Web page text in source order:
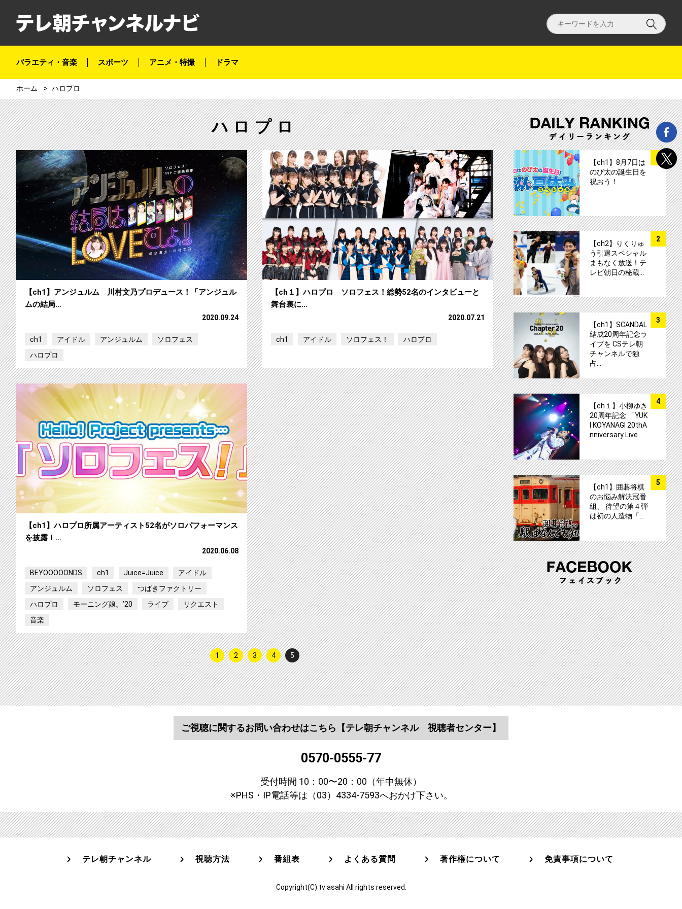
バラエティ・音楽 スポーツ アニメ・特撮 ドラマ
ホーム ハロプロ
ハロプロ
【ch1】アンジュルム 川村文乃プロデュース！「アンジュルムの結局はLOVEでしょ!!」いよいよ放送！サムネイル
【ch1】アンジュルム 川村文乃プロデュース！「アンジュル
ムの結局…
2020.09.24
ch1 アイドル アンジュルム
ソロフェス
ハロプロ
【ch１】ハロプロ ソロフェス！総勢52名
【ch１】ハロプロ ソロフェス！総勢52名のインタビューと
舞台裏に…
2020.07.21
ch1 アイドル ソロフェス！ ハロプロ
【ch1】ハロプロ所属アーティスト52名がソロパフォーマンスを披露！楽曲リクエスト募集！サムネイル
【ch1】ハロプロ所属アーティスト52名がソロパフォーマンス
を披露！…
2020.06.08
BEYOOOOONDS ch1 Juice=Juice
アイドル
アンジュルム
ソロフェス
つばきファクトリー
ハロプロ
モーニング娘。’20 ライブ
リクエスト
音楽
1 2 3 4 5
1
【ch1】8月7日は
のび太の誕生日を
祝おう！
2
【ch2】りくりゅ
う引退スペシャル
まもなく放送！テ
レビ朝日の秘蔵…
3
【ch1】SCANDAL
結成20周年記念ラ
イブを CSテレ朝
チャンネルで独
占…
4
【ch１】小柳ゆき
20周年記念 「YUK
I KOYANAGI 20thA
nniversary Live…
5
【ch1】囲碁将棋
のお悩み解決冠番
組、 待望の第４弾
は初の人造物「…
ご視聴に関するお問い合わせはこちら 【テレ朝チャンネル 視聴者センター】
0570-0555-77
受付時間 10：00〜20：00（年中無休）
※PHS・IP電話等は（03）4334-7593へおかけ下さい。
テレ朝チャンネル 視聴方法 番組表 よくある質問 著作権について 免責事項について
Copyright(C) tv asahi All rights reserved.